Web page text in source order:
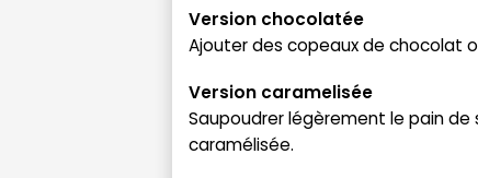
Version chocolatée
Ajouter des copeaux de chocolat
Version caramelisée
Saupoudrer légèrement le pain
caramélisée.